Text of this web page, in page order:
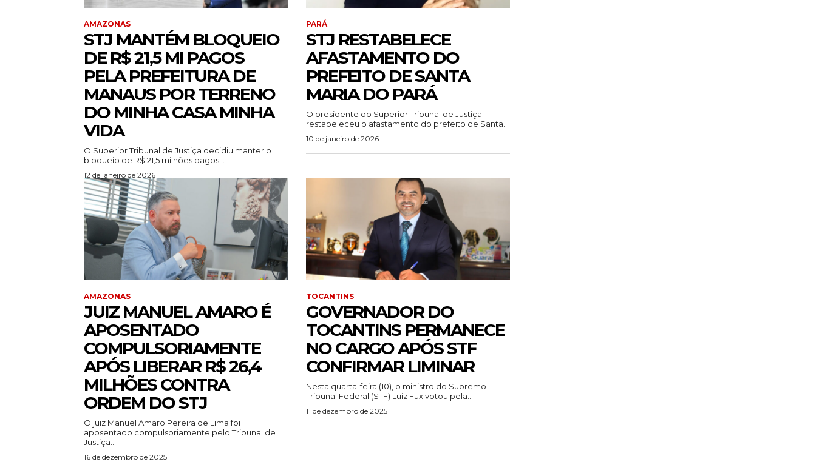
AMAZONAS
STJ MANTÉM BLOQUEIO
DE R$ 21,5 MI PAGOS
PELA PREFEITURA DE
MANAUS POR TERRENO
DO MINHA CASA MINHA
VIDA
O Superior Tribunal de Justiça decidiu manter o
bloqueio de R$ 21,5 milhões pagos...
12 de janeiro de 2026
PARÁ
STJ RESTABELECE
AFASTAMENTO DO
PREFEITO DE SANTA
MARIA DO PARÁ
O presidente do Superior Tribunal de Justiça
restabeleceu o afastamento do prefeito de Santa...
10 de janeiro de 2026
AMAZONAS
JUIZ MANUEL AMARO É
APOSENTADO
COMPULSORIAMENTE
APÓS LIBERAR R$ 26,4
MILHÕES CONTRA
ORDEM DO STJ
O juiz Manuel Amaro Pereira de Lima foi
aposentado compulsoriamente pelo Tribunal de
Justiça...
16 de dezembro de 2025
TOCANTINS
GOVERNADOR DO
TOCANTINS PERMANECE
NO CARGO APÓS STF
CONFIRMAR LIMINAR
Nesta quarta-feira (10), o ministro do Supremo
Tribunal Federal (STF) Luiz Fux votou pela...
11 de dezembro de 2025